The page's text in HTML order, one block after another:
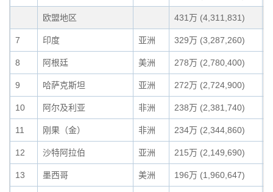
欧盟地区 431万 (4,311,831)
7 印度 亚洲 329万 (3,287,260)
8 阿根廷 美洲 278万 (2,780,400)
9 哈萨克斯坦 亚洲 272万 (2,724,900)
10 阿尔及利亚 非洲 238万 (2,381,740)
11 刚果（金） 非洲 234万 (2,344,860)
12 沙特阿拉伯 亚洲 215万 (2,149,690)
13 墨西哥 美洲 196万 (1,960,647)